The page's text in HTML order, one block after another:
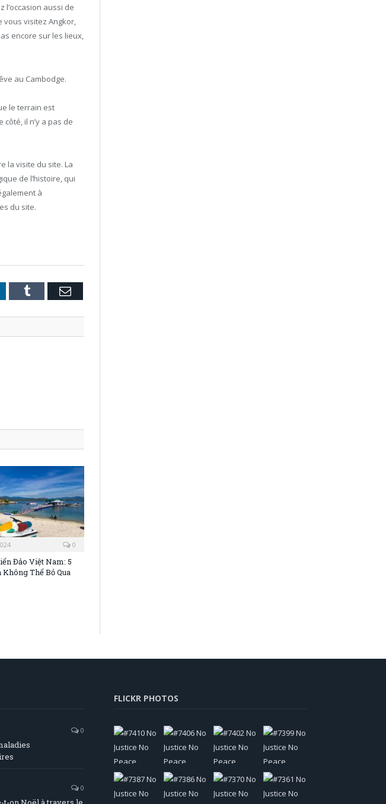
aussi de
vous visitez Angkor,
encore sur les lieux,
au Cambodge.
le terrain est
il n’y a pas de
la visite du site. La
de l’histoire, qui
à
du site.
Tumblr Email
0
Đảo Việt Nam: 5
Thể Bỏ Qua
0
0
FLICKR PHOTOS